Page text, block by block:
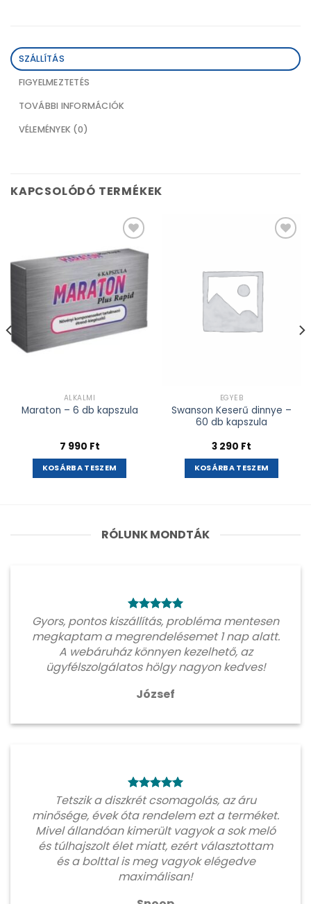
SZÁLLÍTÁS
FIGYELMEZTETÉS
TOVÁBBI INFORMÁCIÓK
VÉLEMÉNYEK (0)
KAPCSOLÓDÓ TERMÉKEK
Kívánságlistához
adás
ALKALMI
Maraton – 6 db kapszula
7 990 Ft
KOSÁRBA TESZEM
EGYÉB
Swanson Keserű dinnye –
60 db kapszula
3 290 Ft
KOSÁRBA TESZEM
RÓLUNK MONDTÁK
Gyors, pontos kiszállítás, probléma mentesen
megkaptam a megrendelésemet 1 nap alatt.
A webáruház könnyen kezelhető, az
ügyfélszolgálatos hölgy nagyon kedves!
József
Tetszik a diszkrét csomagolás, az áru
minősége, évek óta rendelem ezt a terméket.
Mivel állandóan kimerült vagyok a sok meló
és túlhajszolt élet miatt, ezért választottam
és a bolttal is meg vagyok elégedve
maximálisan!